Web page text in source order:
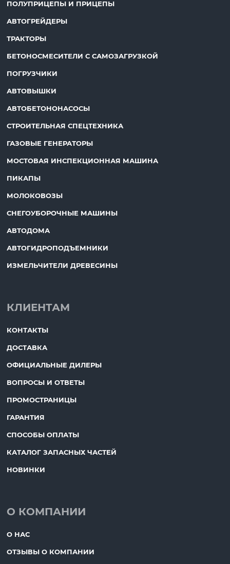
ПОЛУПРИЦЕПЫ И ПРИЦЕПЫ
АВТОГРЕЙДЕРЫ
ТРАКТОРЫ
БЕТОНОСМЕСИТЕЛИ С САМОЗАГРУЗКОЙ
ПОГРУЗЧИКИ
АВТОВЫШКИ
АВТОБЕТОНОНАСОСЫ
СТРОИТЕЛЬНАЯ СПЕЦТЕХНИКА
ГАЗОВЫЕ ГЕНЕРАТОРЫ
МОСТОВАЯ ИНСПЕКЦИОННАЯ МАШИНА
ПИКАПЫ
МОЛОКОВОЗЫ
СНЕГОУБОРОЧНЫЕ МАШИНЫ
АВТОДОМА
АВТОГИДРОПОДЪЕМНИКИ
ИЗМЕЛЬЧИТЕЛИ ДРЕВЕСИНЫ
КЛИЕНТАМ
КОНТАКТЫ
ДОСТАВКА
ОФИЦИАЛЬНЫЕ ДИЛЕРЫ
ВОПРОСЫ И ОТВЕТЫ
ПРОМОСТРАНИЦЫ
ГАРАНТИЯ
СПОСОБЫ ОПЛАТЫ
КАТАЛОГ ЗАПАСНЫХ ЧАСТЕЙ
НОВИНКИ
О КОМПАНИИ
О НАС
ОТЗЫВЫ О КОМПАНИИ